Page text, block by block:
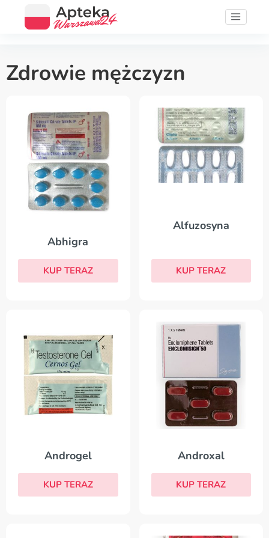
Zdrowie mężczyzn
Abhigra
KUP TERAZ
Alfuzosyna
KUP TERAZ
Androgel
KUP TERAZ
Androxal
KUP TERAZ